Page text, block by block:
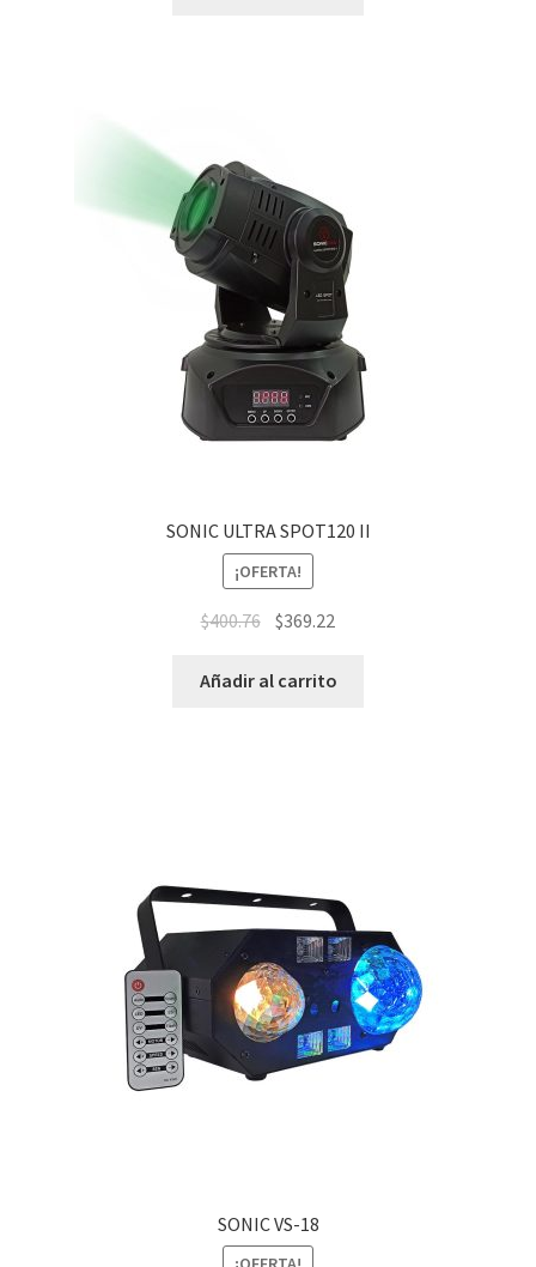
SONIC ULTRA SPOT120 II
¡OFERTA!
$400.76 $369.22
Añadir al carrito
SONIC VS-18